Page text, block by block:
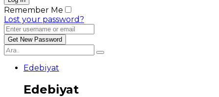
Remember Me
Lost your password?
Edebiyat
Edebiyat